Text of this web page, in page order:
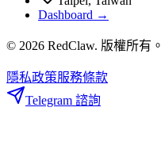
Dashboard →
© 2026 RedClaw. 版權所有。
隱私政策服務條款
Telegram 諮詢